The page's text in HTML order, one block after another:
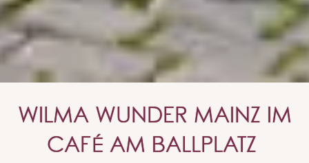
WILMA WUNDER MAINZ IM
CAFÉ AM BALLPLATZ